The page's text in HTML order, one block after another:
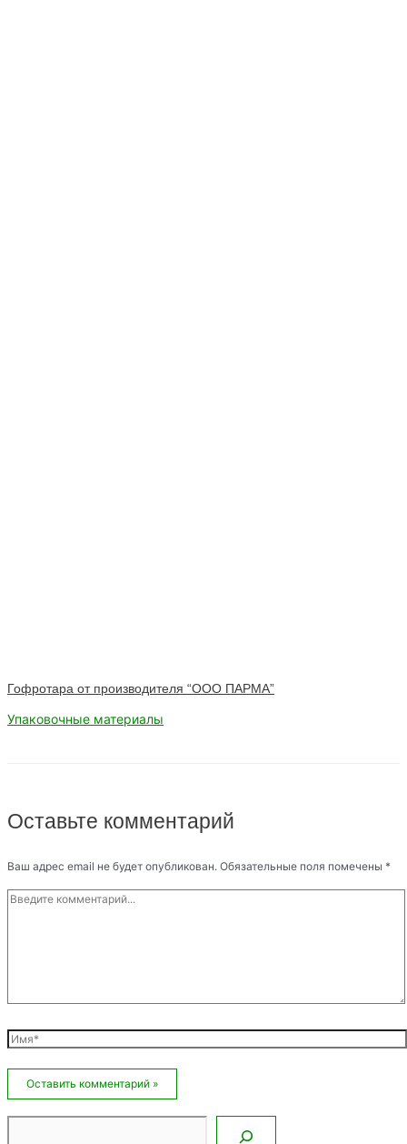
Гофротара от производителя “ООО ПАРМА”
Упаковочные материалы
Оставьте комментарий
Ваш адрес email не будет опубликован. Обязательные поля помечены *
Введите
комментарий...
Имя*